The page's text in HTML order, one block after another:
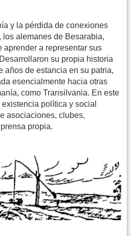
y la pérdida de conexiones
alemanes de Besarabia,
aprender a representar sus
su propia historia
años de estancia en su patria,
esencialmente hacia otras
como Transilvania. En este
política y social
asociaciones, clubes,
propia.